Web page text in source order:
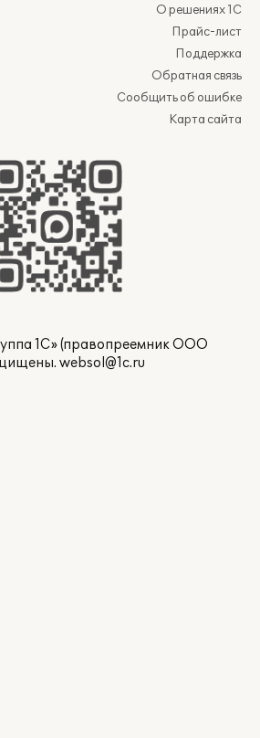
О решениях 1С
Прайс-лист
Поддержка
Обратная связь
Сообщить об ошибке
Карта сайта
1С» (правопреемник ООО
websol@1c.ru